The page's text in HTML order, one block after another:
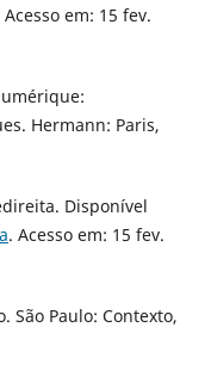
Acesso em: 15 fev.
Hermann: Paris,
Disponível
. Acesso em: 15 fev.
São Paulo: Contexto,